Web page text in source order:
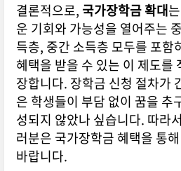
결론적으로, 국가장학금 확대
운 기회와 가능성을 열어주는
득층, 중간 소득층 모두를 포함
혜택을 받을 수 있는 이 제도를
장합니다. 장학금 신청 절차가
은 학생들이 부담 없이 꿈을 추
성되지 않았나 싶습니다. 따라
러분은 국가장학금 혜택을 통
바랍니다.